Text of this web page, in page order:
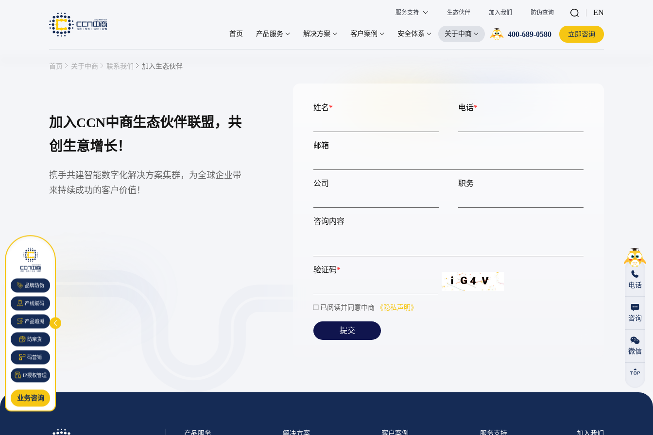
服务支持 生态伙伴 加入我们 防伪查询
产线赋码
EN
首页 产品服务 解决方案 客户案例 安全体系 关于中商 400-689-0580 立即咨询
首页 关于中商 联系我们 加入生态伙伴
加入CCN中商生态伙伴联盟，共
创生意增长！
携手共建智能数字化解决方案集群，为全球企业带
来持续成功的客户价值！
姓名* 电话*
邮箱
公司 职务
咨询内容
验证码*
已阅读并同意中商 《隐私声明》
提交
产品服务 解决方案 客户案例 服务支持 加入我们
电话
咨询
微信
品牌防伪
产线赋码
产品追溯
防窜货
码营销
IP授权管理
业务咨询